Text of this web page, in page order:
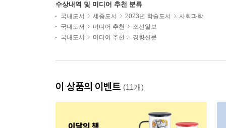
수상내역 및 미디어 추천 분류
국내도서 세종도서 2023년 학술도서
사회과학
국내도서
미디어 추천
조선일보
국내도서
미디어 추천 경향신문
이 상품의 이벤트 (11개)